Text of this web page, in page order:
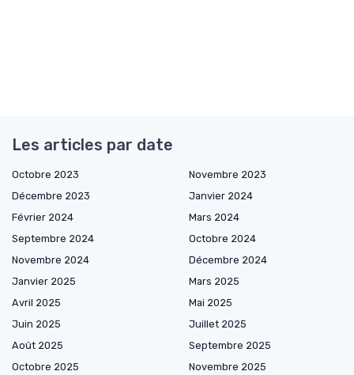
Les articles par date
Octobre 2023
Novembre 2023
Décembre 2023
Janvier 2024
Février 2024
Mars 2024
Septembre 2024
Octobre 2024
Novembre 2024
Décembre 2024
Janvier 2025
Mars 2025
Avril 2025
Mai 2025
Juin 2025
Juillet 2025
Août 2025
Septembre 2025
Octobre 2025
Novembre 2025